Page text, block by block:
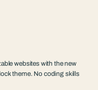
websites with the new
theme. No coding skills